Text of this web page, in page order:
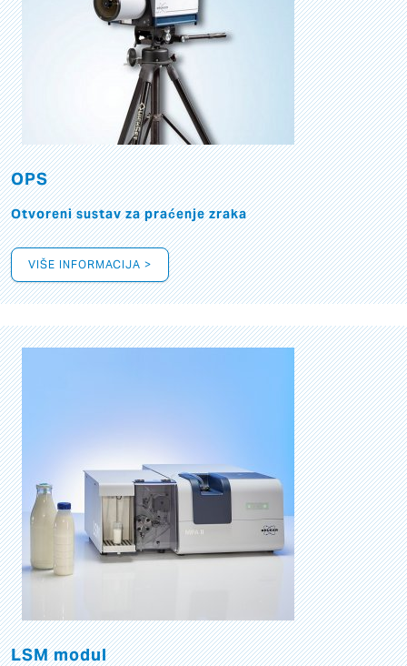
OPS
Otvoreni sustav za praćenje zraka
VIŠE INFORMACIJA >
LSM modul